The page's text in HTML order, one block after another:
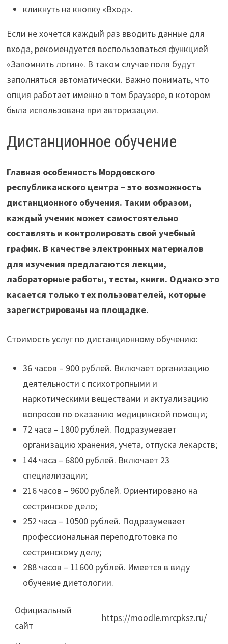
кликнуть на кнопку «Вход».
Если не хочется каждый раз вводить данные для
входа, рекомендуется воспользоваться функцией
«Запомнить логин». В таком случае поля будут
заполняться автоматически. Важно понимать, что
опция работает именно в том браузере, в котором
была использована при авторизации.
Дистанционное обучение
Главная особенность Мордовского
республиканского центра – это возможность
дистанционного обучения. Таким образом,
каждый ученик может самостоятельно
составлять и контролировать свой учебный
график. В качестве электронных материалов
для изучения предлагаются лекции,
лабораторные работы, тесты, книги. Однако это
касается только тех пользователей, которые
зарегистрированы на площадке.
Стоимость услуг по дистанционному обучению:
36 часов – 900 рублей. Включает организацию
деятельности с психотропными и
наркотическими веществами и актуализацию
вопросов по оказанию медицинской помощи;
72 часа – 1800 рублей. Подразумевает
организацию хранения, учета, отпуска лекарств;
144 часа – 6800 рублей. Включает 23
специализации;
216 часов – 9600 рублей. Ориентировано на
сестринское дело;
252 часа – 10500 рублей. Подразумевает
профессиональная переподготовка по
сестринскому делу;
288 часов – 11600 рублей. Имеется в виду
обучение диетологии.
Официальный
сайт
https://moodle.mrcpksz.ru/